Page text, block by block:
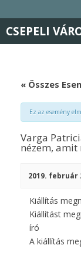
KIRÁLYERDEI
CSEPELI
« Összes
Ez az esemény
Varga
nézem,
2019. február
Kiállítás
Kiállítást
író
A kiállítás